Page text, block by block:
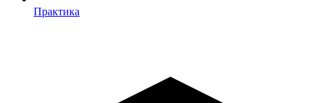
Практика
Практика